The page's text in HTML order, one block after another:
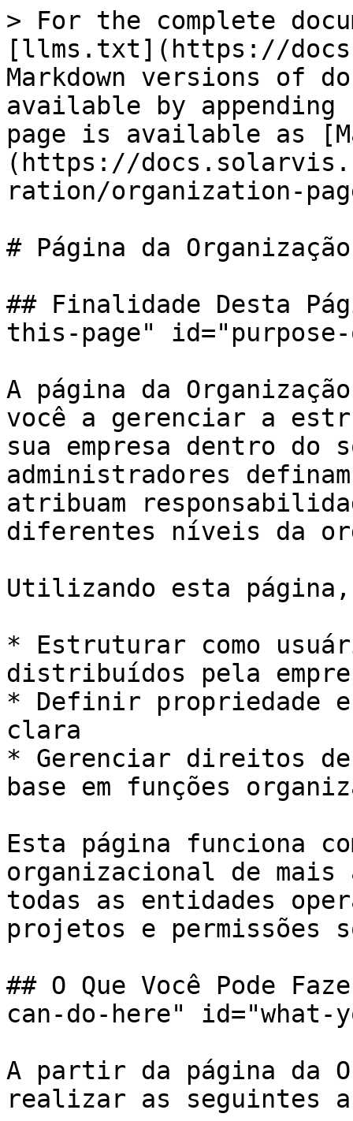
> For the complete
[llms.txt](https://
Markdown versions of
available by
page is available as
(https://
ration/organization-
# Página da Organização
## Finalidade Desta
this-page"
A página da
você a gerenciar a
sua empresa dentro
administradores
atribuam
diferentes níveis da
Utilizando esta página,
* Estruturar como
distribuídos pela
* Definir propriedade e
clara
* Gerenciar direitos
base em funções
Esta página funciona
organizacional de
todas as entidades
projetos e permissões
## O Que Você Pode
can-do-here" id="what-
A partir da página da
realizar as seguintes